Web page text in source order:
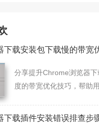
下载安装包下载慢的带宽
分享提升Chrome浏览器
度的带宽优化技巧，帮助
下载插件安装错误排查步